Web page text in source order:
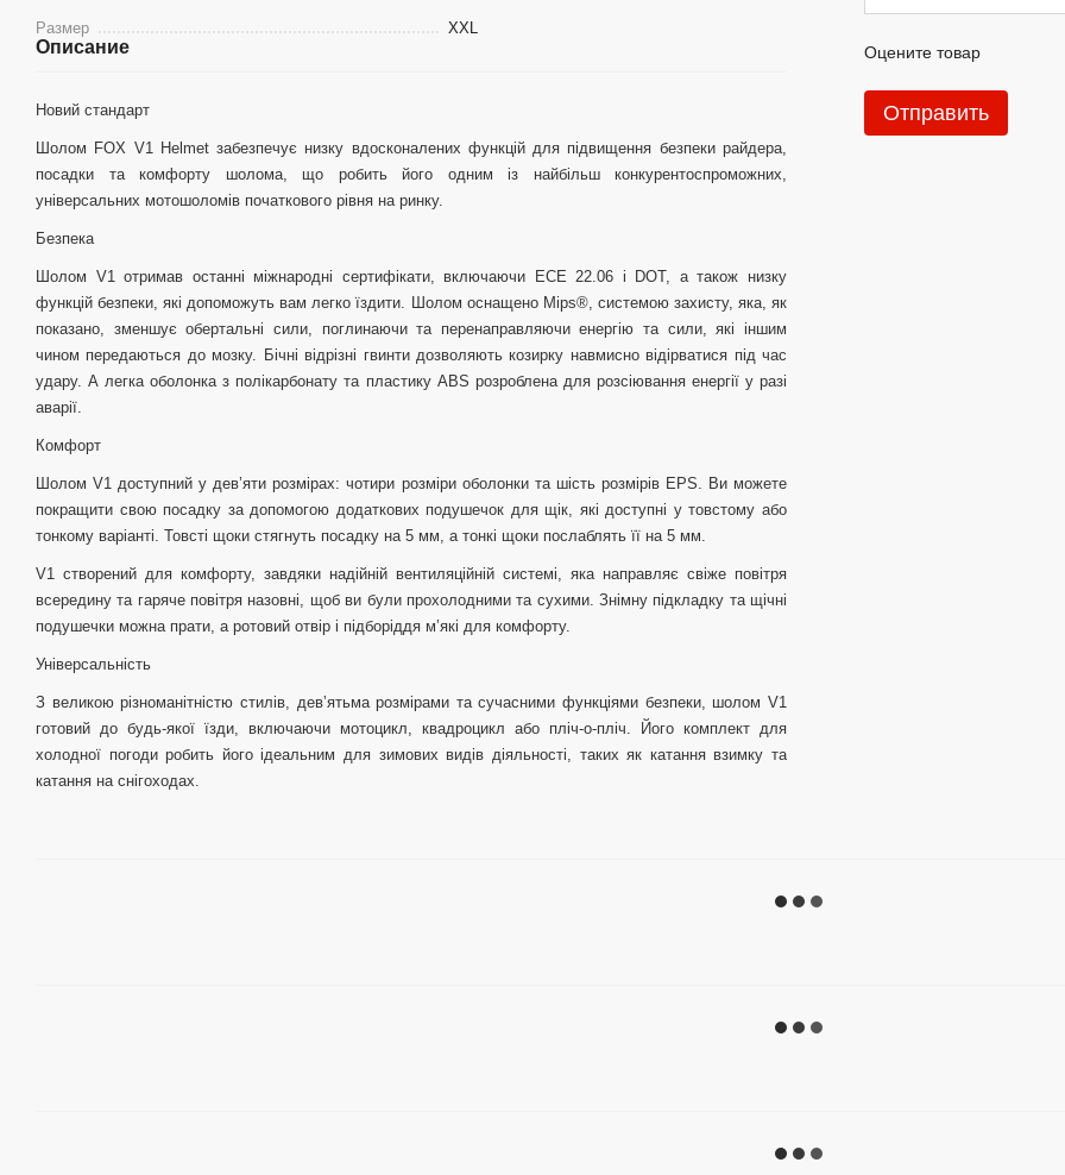
Размер XXL
Описание
Новий стандарт
Шолом FOX V1 Helmet забезпечує низку вдосконалених функцій для підвищення безпеки райдера,
посадки та комфорту шолома, що робить його одним із найбільш конкурентоспроможних,
універсальних мотошоломів початкового рівня на ринку.
Безпека
Шолом V1 отримав останні міжнародні сертифікати, включаючи ECE 22.06 і DOT, а також низку
функцій безпеки, які допоможуть вам легко їздити. Шолом оснащено Mips®, системою захисту, яка, як
показано, зменшує обертальні сили, поглинаючи та перенаправляючи енергію та сили, які іншим
чином передаються до мозку. Бічні відрізні гвинти дозволяють козирку навмисно відірватися під час
удару. А легка оболонка з полікарбонату та пластику ABS розроблена для розсіювання енергії у разі
аварії.
Комфорт
Шолом V1 доступний у дев’яти розмірах: чотири розміри оболонки та шість розмірів EPS. Ви можете
покращити свою посадку за допомогою додаткових подушечок для щік, які доступні у товстому або
тонкому варіанті. Товсті щоки стягнуть посадку на 5 мм, а тонкі щоки послаблять її на 5 мм.
V1 створений для комфорту, завдяки надійній вентиляційній системі, яка направляє свіже повітря
всередину та гаряче повітря назовні, щоб ви були прохолодними та сухими. Знімну підкладку та щічні
подушечки можна прати, а ротовий отвір і підборіддя м’які для комфорту.
Універсальність
З великою різноманітністю стилів, дев’ятьма розмірами та сучасними функціями безпеки, шолом V1
готовий до будь-якої їзди, включаючи мотоцикл, квадроцикл або пліч-о-пліч. Його комплект для
холодної погоди робить його ідеальним для зимових видів діяльності, таких як катання взимку та
катання на снігоходах.
Оцените товар
Отправить